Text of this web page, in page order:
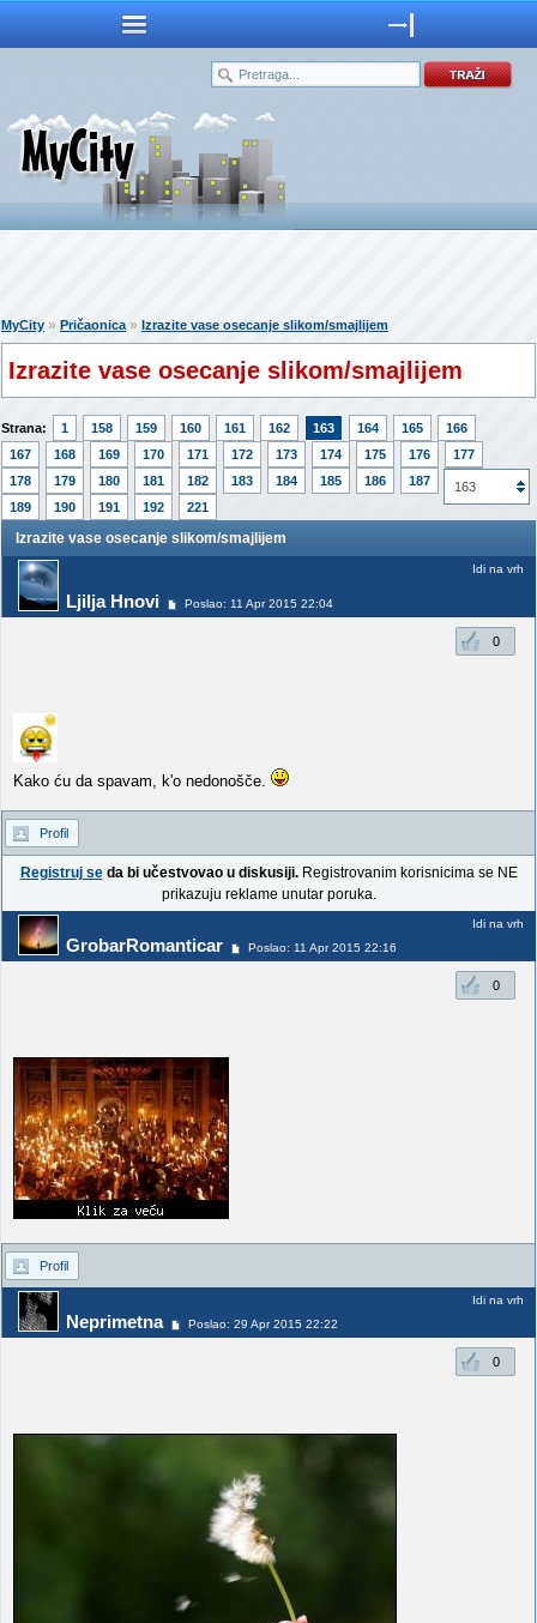
MyCity » Pričaonica» Izrazite vase osecanje slikom/smajlijem
Izrazite vase osecanje slikom/smajlijem
Strana: 1 158 159 160 161 162 163 164 165
166
167
168 169 170 171 172 173 174 175 176
177
178
179 180 181 182 183 184 185 186 187
188
189
190 191 192 221
163
Izrazite vase osecanje slikom/smajlijem
Ljilja Hnovi Poslao: 11 Apr 2015 22:04
Idi na vrh
0
Kako ću da spavam, k'o nedonošče.
Profil
Registruj seda bi učestvovao u diskusiji.Registrovanim korisnicima se NE
prikazuju reklame unutar poruka.
GrobarRomanticar Poslao: 11 Apr 2015 22:16
Idi na vrh
0
Profil
Neprimetna Poslao: 29 Apr 2015 22:22
Idi na vrh
0